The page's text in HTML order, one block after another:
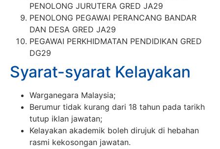
PENOLONG JURUTERA GRED JA29
PENOLONG PEGAWAI PERANCANG BANDAR
DAN DESA GRED JA29
PEGAWAI PERKHIDMATAN PENDIDIKAN GRED
DG29
Syarat-syarat Kelayakan
Warganegara Malaysia;
Berumur tidak kurang dari 18 tahun pada tarikh
tutup iklan jawatan;
Kelayakan akademik boleh dirujuk di hebahan
rasmi kekosongan jawatan.